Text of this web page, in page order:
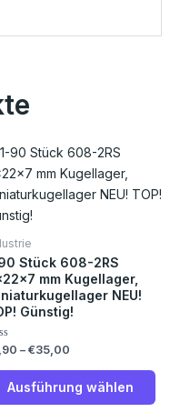
Stück 608-2RS
mm Kugellager,
NEU!
Günstig!
– €35,00
Preisspanne:
bis
€35,00
Ausführung wählen